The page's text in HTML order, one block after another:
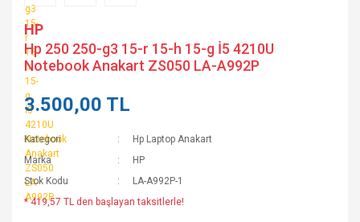
HP
Hp 250 250-g3 15-r 15-h 15-g İ5 4210U
Notebook Anakart ZS050 LA-A992P
3.500,00 TL
Kategori
Hp Laptop Anakart
Marka
HP
Stok Kodu
LA-A992P-1
* 419,57 TL den başlayan taksitlerle!